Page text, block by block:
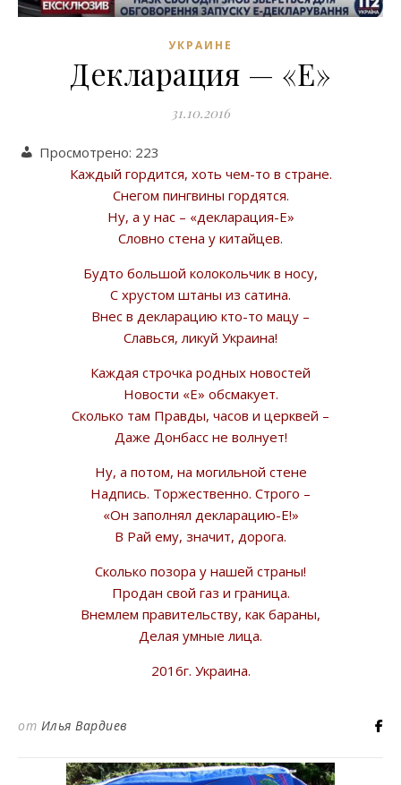
УКРАИНЕ
Декларация — «Е»
31.10.2016
Просмотрено: 223
Каждый гордится, хоть чем-то в стране.
Снегом пингвины гордятся.
Ну, а у нас – «декларация-Е»
Словно стена у китайцев.
Будто большой колокольчик в носу,
С хрустом штаны из сатина.
Внес в декларацию кто-то мацу –
Славься, ликуй Украина!
Каждая строчка родных новостей
Новости «Е» обсмакует.
Сколько там Правды, часов и церквей –
Даже Донбасс не волнует!
Ну, а потом, на могильной стене
Надпись. Торжественно. Строго –
«Он заполнял декларацию-Е!»
В Рай ему, значит, дорога.
Сколько позора у нашей страны!
Продан свой газ и граница.
Внемлем правительству, как бараны,
Делая умные лица.
2016г. Украина.
от Илья Вардиев